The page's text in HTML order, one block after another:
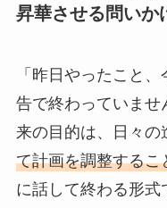
昇華させる問いか
「昨日やったこと
告で終わっていませ
来の目的は、日々の
て計画を調整するこ
に話して終わる形